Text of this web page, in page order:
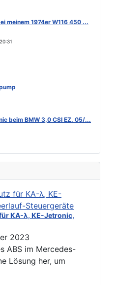
meinem 1974er W116 450 ...
beim BMW 3,0 CSI EZ. 05/...
KA-λ, KE-Jetronic,
2023
ABS im Mercedes-
Lösung her, um